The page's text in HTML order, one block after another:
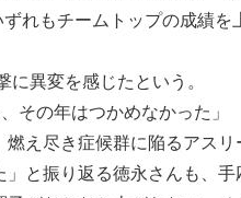
れもチームトップの成績を
異変を感じたという。
その年はつかめなかった」
え尽き症候群に陥るアスリ
と振り返る徳永さんも、手